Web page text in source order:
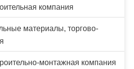
компания
материалы, торгово-
монтажная компания